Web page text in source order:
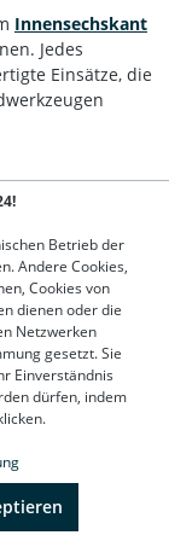
Innensechskant
Jedes
Einsätze, die
Betrieb der
Andere Cookies,
Cookies von
dienen oder die
Netzwerken
gesetzt. Sie
Einverständnis
dürfen, indem
ⓘ